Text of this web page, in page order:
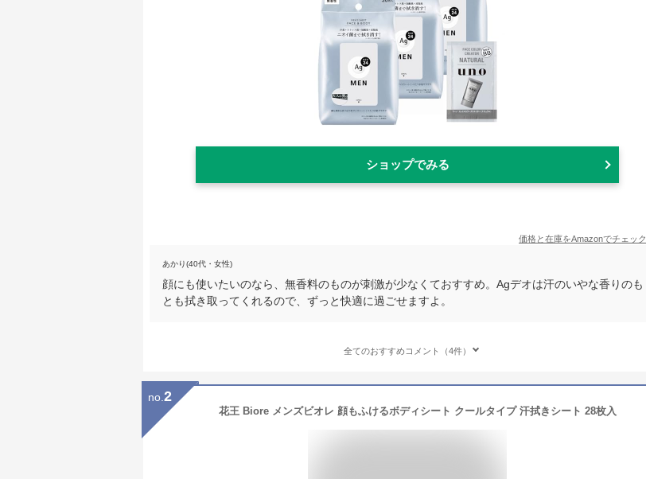
ショップでみる
価格と在庫をAmazonでチェック
あかり(40代・女性)
顔にも使いたいのなら、無香料のものが刺激が少なくておすすめ。Agデオは汗のいやな香りのも
とも拭き取ってくれるので、ずっと快適に過ごせますよ。
全てのおすすめコメント（4件）
no. 2
花王 Biore メンズビオレ 顔もふけるボディシート クールタイプ 汗拭きシート 28枚入